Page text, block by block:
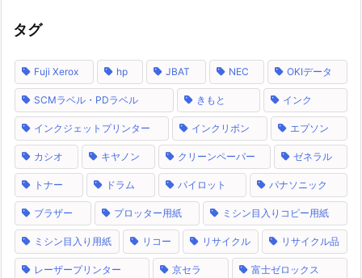
タグ
Fuji Xerox hp JBAT NEC OKIデータ
SCMラベル・PDラベル きもと インク
インクジェットプリンター インクリボン エプソン
カシオ キヤノン クリーンペーパー ゼネラル
トナー ドラム パイロット パナソニック
ブラザー プロッター用紙 ミシン目入りコピー用紙
ミシン目入り用紙 リコー リサイクル リサイクル品
レーザープリンター 京セラ 富士ゼロックス